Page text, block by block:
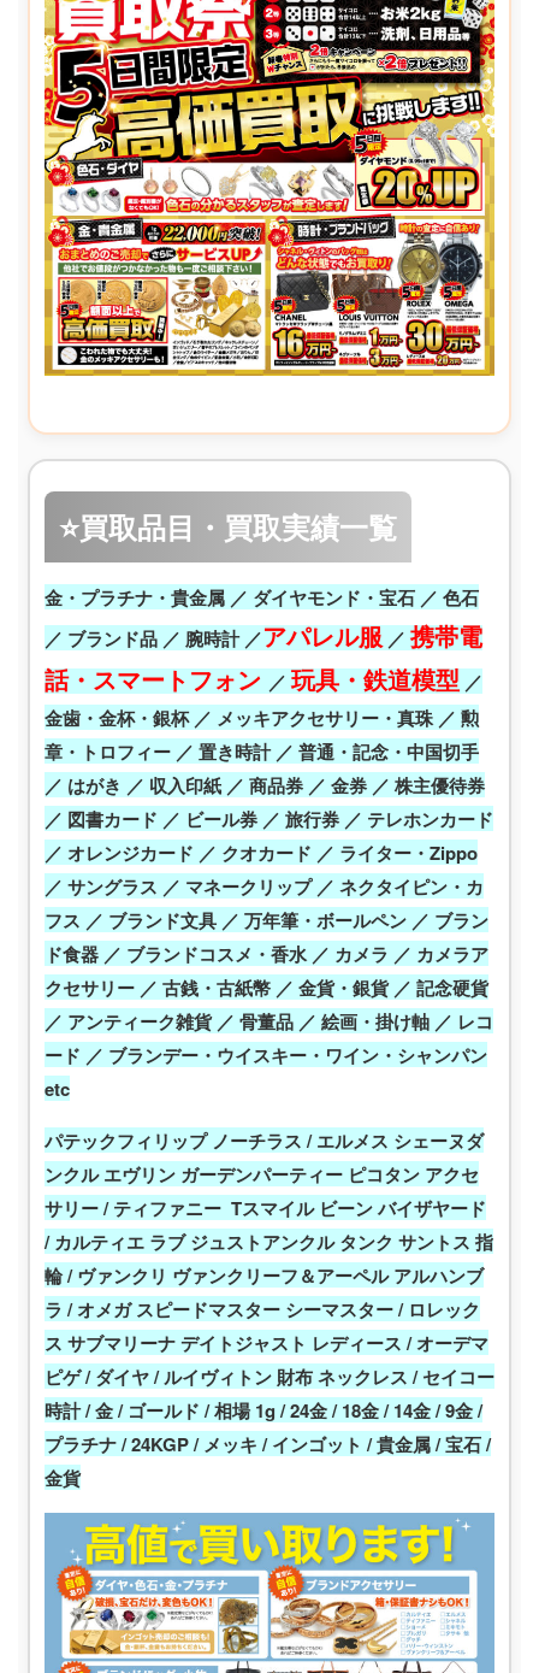
⭐買取品目・買取実績一覧
金・プラチナ・貴金属 ／ ダイヤモンド・宝石 ／ 色石
／ ブランド品 ／ 腕時計 ／アパレル服 ／ 携帯電
話・スマートフォン／玩具・鉄道模型 ／
金歯・金杯・銀杯 ／ メッキアクセサリー・真珠 ／ 勲
章・トロフィー ／ 置き時計 ／ 普通・記念・中国切手
／ はがき ／ 収入印紙 ／ 商品券 ／ 金券 ／ 株主優待券
／ 図書カード ／ ビール券 ／ 旅行券 ／ テレホンカード
／ オレンジカード ／ クオカード ／ ライター・Zippo
／ サングラス ／ マネークリップ ／ ネクタイピン・カ
フス ／ ブランド文具 ／ 万年筆・ボールペン ／ ブラン
ド食器 ／ ブランドコスメ・香水 ／ カメラ ／ カメラア
クセサリー ／ 古銭・古紙幣 ／ 金貨・銀貨 ／ 記念硬貨
／ アンティーク雑貨 ／ 骨董品 ／ 絵画・掛け軸 ／ レコ
ード ／ ブランデー・ウイスキー・ワイン・シャンパン
etc
パテックフィリップ ノーチラス / エルメス シェーヌダ
ンクル エヴリン ガーデンパーティー ピコタン アクセ
サリー / ティファニー Tスマイル ビーン バイザヤード
/ カルティエ ラブ ジュストアンクル タンク サントス 指
輪 / ヴァンクリ ヴァンクリーフ＆アーペル アルハンブ
ラ / オメガ スピードマスター シーマスター / ロレック
ス サブマリーナ デイトジャスト レディース / オーデマ
ピゲ / ダイヤ / ルイヴィトン 財布 ネックレス / セイコー
時計 / 金 / ゴールド / 相場 1g / 24金 / 18金 / 14金 / 9金 /
プラチナ / 24KGP / メッキ / インゴット / 貴金属 / 宝石 /
金貨